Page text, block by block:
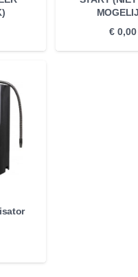
van 6 maanden
opties die aansluiten
Europa
levert water
technologie. Of je nu in
en betrouwbare levering,
€ 0,00